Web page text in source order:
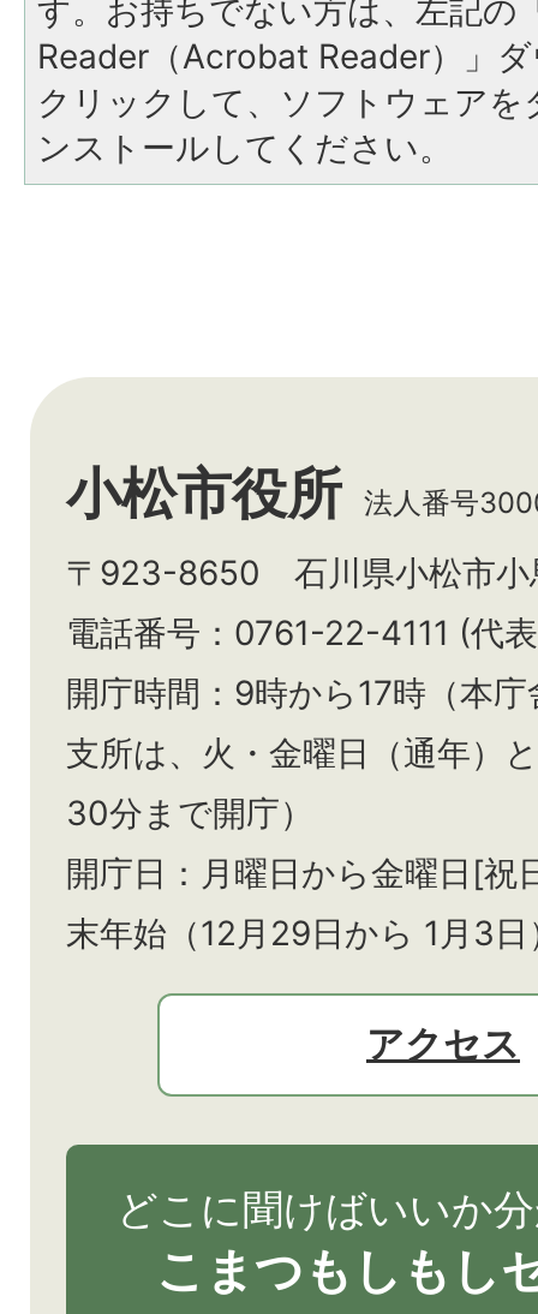
す。お持ちでない方は、左記の
Reader（Acrobat Reader）」
クリックして、ソフトウェア
ンストールしてください。
小松市役所 法人番号
〒923-8650 石川県小松市小
電話番号：0761-22-4111 (代
開庁時間：9時から17時（本
支所は、火・金曜日（通年）と
30分まで開庁）
開庁日：月曜日から金曜日[祝
末年始（12月29日から 1月3
アクセス
どこに聞けばいいか
こまつもしもし